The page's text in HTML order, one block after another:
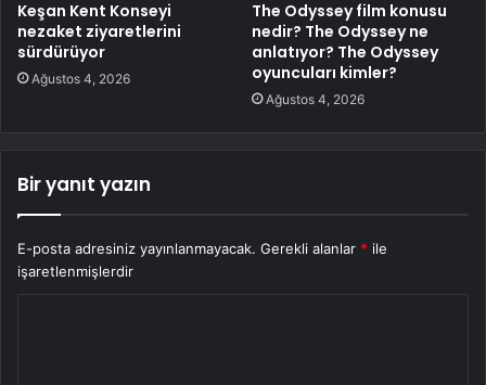
Keşan Kent Konseyi
nezaket ziyaretlerini
sürdürüyor
Ağustos 4, 2026
The Odyssey film konusu
nedir? The Odyssey ne
anlatıyor? The Odyssey
oyuncuları kimler?
Ağustos 4, 2026
Bir yanıt yazın
E-posta adresiniz yayınlanmayacak. Gerekli alanlar * ile
işaretlenmişlerdir